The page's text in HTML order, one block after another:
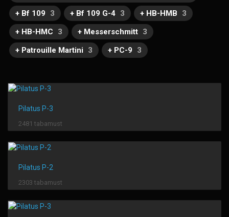
+ Bf 109
3 + Bf 109 G-4 3 + HB-HMB
3
+ HB-HMC
3 + Messerschmitt 3
+ Patrouille Martini
3 + PC-9 3
Pilatus P-3
2481 tabamust
Pilatus P-2
2303 tabamust